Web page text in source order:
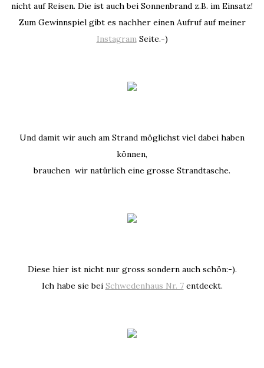
nicht auf Reisen. Die ist auch bei Sonnenbrand z.B. im Einsatz!
Zum Gewinnspiel gibt es nachher einen Aufruf auf meiner
InstagramSeite.-)
Und damit wir auch am Strand möglichst viel dabei haben
können,
brauchen wir natürlich eine grosse Strandtasche.
Diese hier ist nicht nur gross sondern auch schön:-).
Ich habe sie bei Schwedenhaus Nr. 7entdeckt.